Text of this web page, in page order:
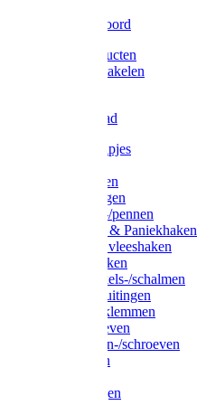
Elastisch koord
Afdekproducten
Heffen en takelen
Waslijndraad
Simplexknipjes
Sleutelringen
Gelaste ringen
Borgveren-/pennen
Musketons & Paniekhaken
S-haken & vleeshaken
Karabijnhaken
Noodschakels-/schalmen
Harp-/D-sluitingen
Staaldraadklemmen
Spanschroeven
Ringmoeren-/schroeven
Puntkousen
Aanlegringen